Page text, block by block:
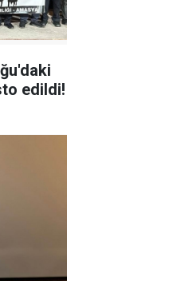
protesto edildi!